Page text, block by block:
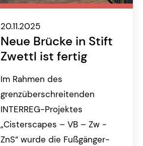
20.11.2025
Neue Brücke in Stift
Zwettl ist fertig
Im Rahmen des
grenzüberschreitenden
INTERREG-Projektes
„Cisterscapes – VB – Zw -
ZnS“ wurde die Fußgänger-